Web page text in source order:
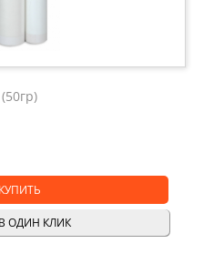
КУПИТЬ
ОДИН КЛИК